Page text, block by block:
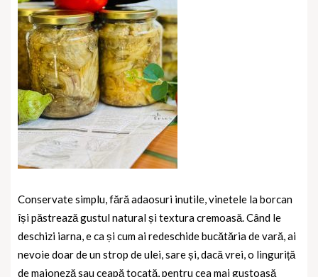
Conservate simplu, fără adaosuri inutile, vinetele la borcan
își păstrează gustul natural și textura cremoasă. Când le
deschizi iarna, e ca și cum ai redeschide bucătăria de vară, ai
nevoie doar de un strop de ulei, sare și, dacă vrei, o linguriță
de maioneză sau ceapă tocată, pentru cea mai gustoasă